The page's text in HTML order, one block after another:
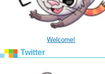
Welcome!
Twitter